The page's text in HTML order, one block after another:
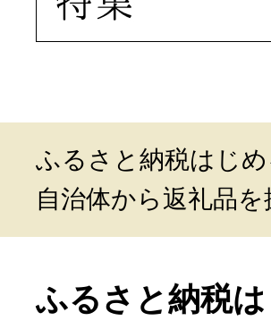
ふるさと納税はじ
自治体から返礼品を
ふるさと納税